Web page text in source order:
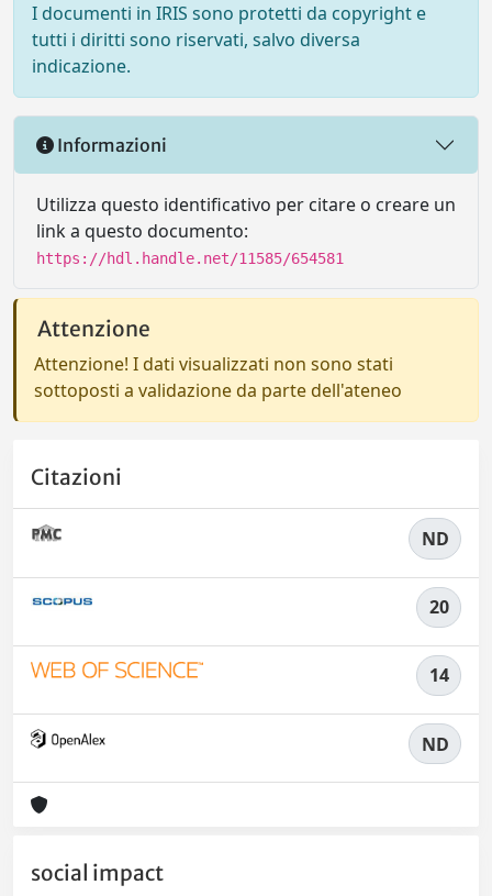
I documenti in IRIS sono protetti da copyright e
tutti i diritti sono riservati, salvo diversa
indicazione.
Informazioni
Utilizza questo identificativo per citare o creare un
link a questo documento:
https://hdl.handle.net/11585/654581
Attenzione
Attenzione! I dati visualizzati non sono stati
sottoposti a validazione da parte dell'ateneo
Citazioni
ND
20
14
ND
social impact